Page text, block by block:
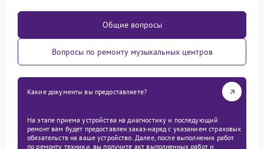
Общие вопросы
Вопросы по ремонту музыкальных центров
Какие документы вы предоставляете?
На этапе приема устройства на диагностику и последующий
ремонт вам будет предоставлен заказ-наряд с указанием страховых
обязательств на ваше устройство. Далее, после выполнения работ
по ремонту техники, вы получите акт выполненных работ и